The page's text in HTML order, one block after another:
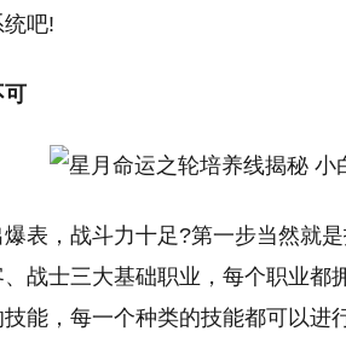
吧!
可
表，战斗力十足?第一步当然就
战士三大基础职业，每个职业都
能，每一个种类的技能都可以进